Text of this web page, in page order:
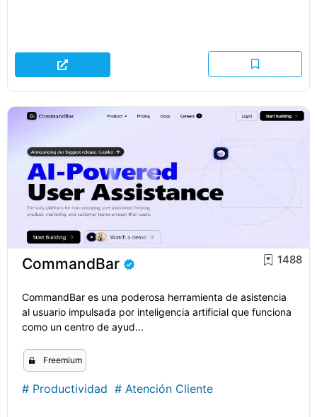
CommandBar 1488
CommandBar es una poderosa herramienta de asistencia
al usuario impulsada por inteligencia artificial que funciona
como un centro de ayud...
Freemium
# Productividad # Atención Cliente